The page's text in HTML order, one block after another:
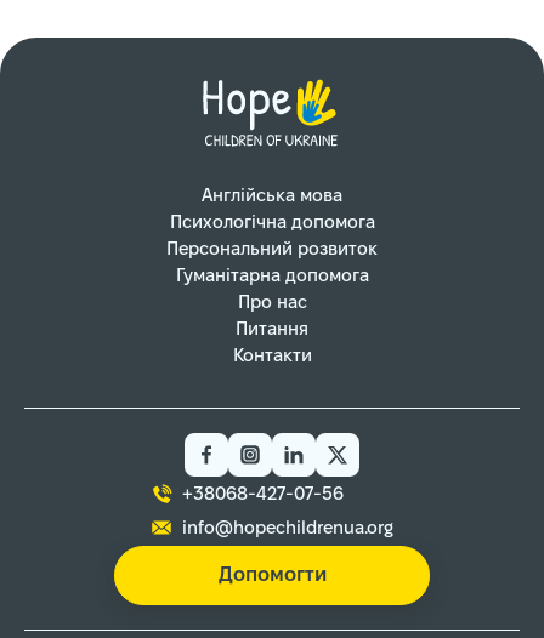
Англійська мова
Психологічна допомога
Персональний розвиток
Гуманітарна допомога
Про нас
Питання
Контакти
+38068-427-07-56
info@hopechildrenua.org
Допомогти